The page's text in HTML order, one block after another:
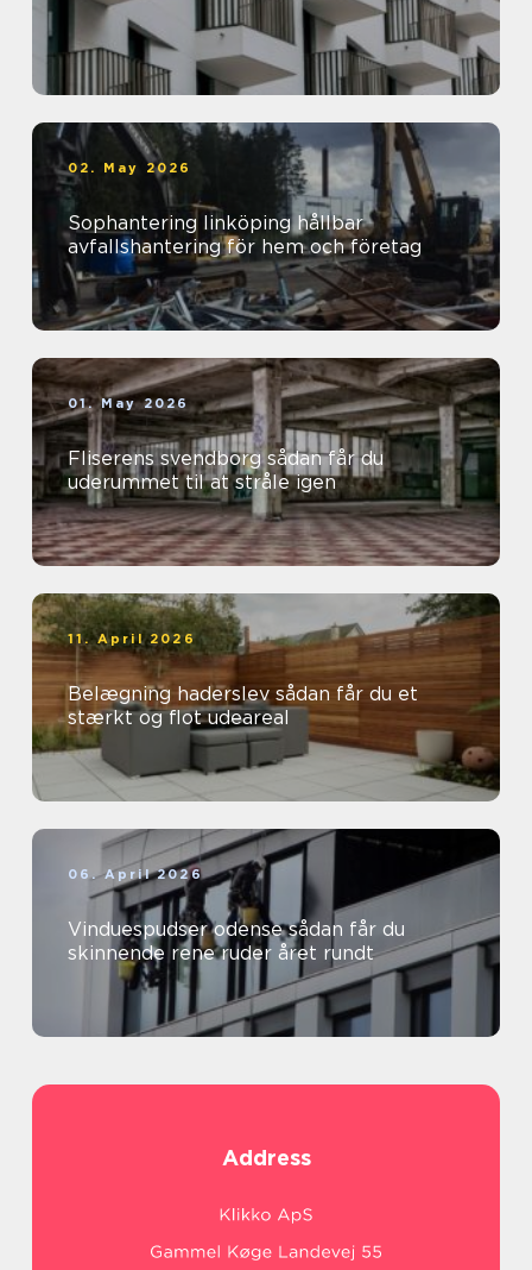
02. May 2026
Sophantering linköping hållbar
avfallshantering för hem och företag
01. May 2026
Fliserens svendborg sådan får du
uderummet til at stråle igen
11. April 2026
Belægning haderslev sådan får du et
stærkt og flot udeareal
06. April 2026
Vinduespudser odense sådan får du
skinnende rene ruder året rundt
Address